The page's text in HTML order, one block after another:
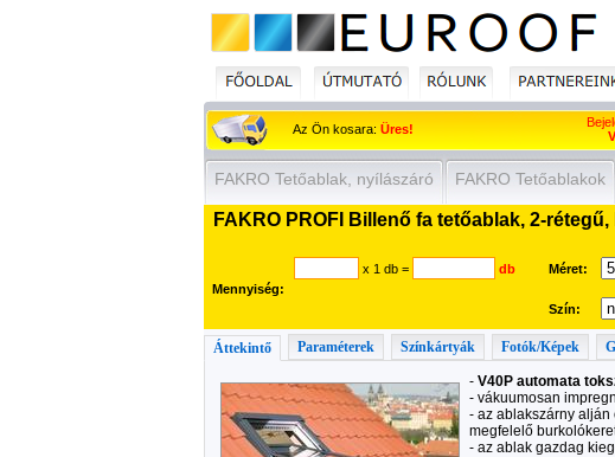
Az Ön kosara: Üres!
FAKRO Tetőablak, nyílászáró FAKRO Tetőablakok
FAKRO PROFI Billenő fa tetőablak, 2-
Mennyiség:
x 1 db = db Méret:
Szín:
Áttekintő Paraméterek Színkártyák Fotók/Képek
- V40P automata
- vákuumosan
- az ablakszárny alján
megfelelő
- az ablak gazdag